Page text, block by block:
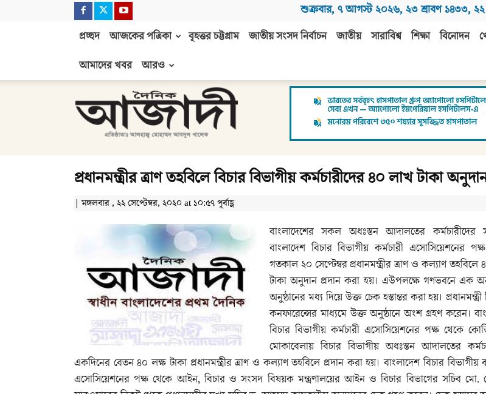
শুক্রবার, ৭ আগস্ট ২০২৬, ২৩ শ্রাবণ ১৪৩৩,
প্রচ্ছদ আজকের পত্রিকা বৃহত্তর চট্টগ্রাম জাতীয় সংসদ নির্বাচন জাতীয় সারাবিশ্ব শিক্ষা বিনোদন
আমাদের খবর
আরও
আজাদী
প্রধানমন্ত্রীর ত্রাণ তহবিলে বিচার বিভাগীয় কর্মচারীদের ৪০ লাখ টাকা
| মঙ্গলবার , ২২ সেপ্টেম্বর, ২০২০ at ১০:৫৭ পূর্বাহ্ণ
বাংলাদেশের সকল অধঃস্তন আদালতের কর্মচারীদের
বাংলাদেশ বিচার বিভাগীয় কর্মচারী এসোসিয়েশনের
গতকাল ২০ সেপ্টেম্বর প্রধানমন্ত্রীর ত্রাণ ও কল্যাণ তহবিলে
টাকা অনুদান প্রদান করা হয়। এউপলক্ষে গণভবনে এক
অনুষ্ঠানের মধ্য দিয়ে উক্ত চেক হস্তান্তর করা হয়।
কনফারেন্সের মাধ্যমে উক্ত অনুষ্ঠানে অংশ গ্রহণ করেন।
বিচার বিভাগীয় কর্মচারী এসোসিয়েশনের পক্ষ থেকে
মোকাবেলায় বিচার বিভাগীয় অধঃস্তন আদালতের
একদিনের বেতন ৪০ লক্ষ টাকা প্রধানমন্ত্রীর ত্রাণ ও কল্যাণ তহবিলে প্রদান করা হয়। বাংলাদেশ বিচার বিভাগীয়
এসোসিয়েশনের পক্ষ থেকে আইন, বিচার ও সংসদ বিষয়ক মন্ত্রণালয়ের আইন ও বিচার বিভাগের সচিব মো.